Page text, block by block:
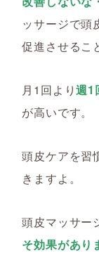
ッサージで頭
促進させるこ
月1回より週1
が高いです。
頭皮ケアを習
きますよ。
頭皮マッサー
そ効果があり